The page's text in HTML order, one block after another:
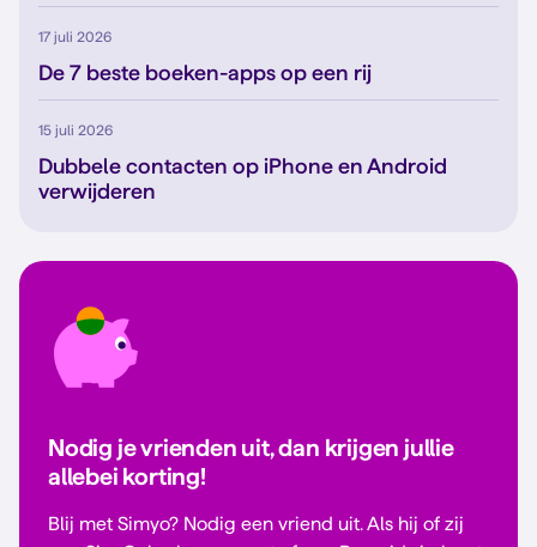
17 juli 2026
De 7 beste boeken-apps op een rij
15 juli 2026
Dubbele contacten op iPhone en Android
verwijderen
Nodig je vrienden uit, dan krijgen jullie
allebei korting!
Blij met Simyo? Nodig een vriend uit. Als hij of zij